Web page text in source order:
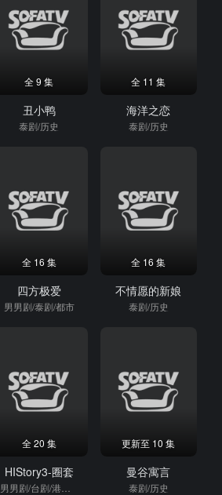
全 9 集
丑小鸭
泰剧/历史
全 11 集
海洋之恋
泰剧/历史
全 16 集
四方极爱
男男剧/泰剧/都市
全 16 集
不情愿的新娘
泰剧/历史
全 20 集
HIStory3-圈套
更新至 10 集
曼谷寓言
泰剧/历史